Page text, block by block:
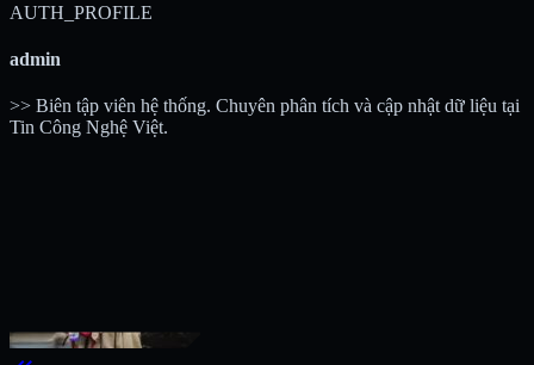
AUTH_PROFILE
admin
>> Biên tập viên hệ thống. Chuyên phân tích và cập nhật dữ liệu tại
Tin Công Nghệ Việt.